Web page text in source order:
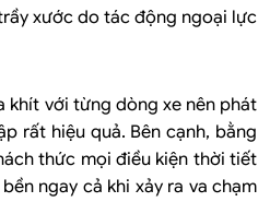
xước do tác động ngoại lực
khít với từng dòng xe nên phát
rất hiệu quả. Bên cạnh, bằng
thức mọi điều kiện thời tiết
ngay cả khi xảy ra va chạm